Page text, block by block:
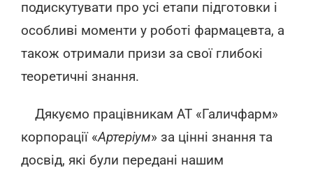
подискутувати про усі етапи підготовки і
особливі моменти у роботі фармацевта, а
також отримали призи за свої глибокі
теоретичні знання.
Дякуємо працівникам АТ «Галичфарм»
корпорації «Артеріум» за цінні знання та
досвід, які були передані нашим